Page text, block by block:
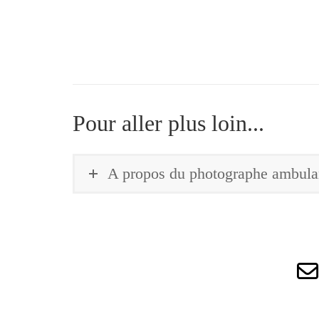
Pour aller plus loin...
A propos du photographe